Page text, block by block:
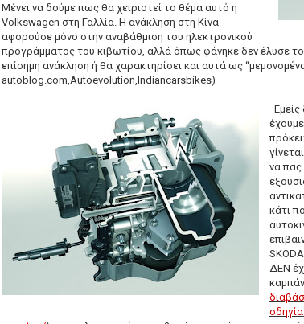
Μένει να δούμε πως θα χειριστεί το θέμα αυτό η
Volkswagen στη Γαλλία. Η ανάκληση στη Κίνα
αφορούσε μόνο στην αναβάθμιση του ηλεκτρονικού
προγράμματος του κιβωτίου, αλλά όπως φάνηκε δεν έλυσε
επίσημη ανάκληση ή θα χαρακτηρίσει και αυτά ως
autoblog.com,Autoevolution,Indiancarsbikes)
Εμείς
να πας
κάτι
ΔΕΝ
οδηγία